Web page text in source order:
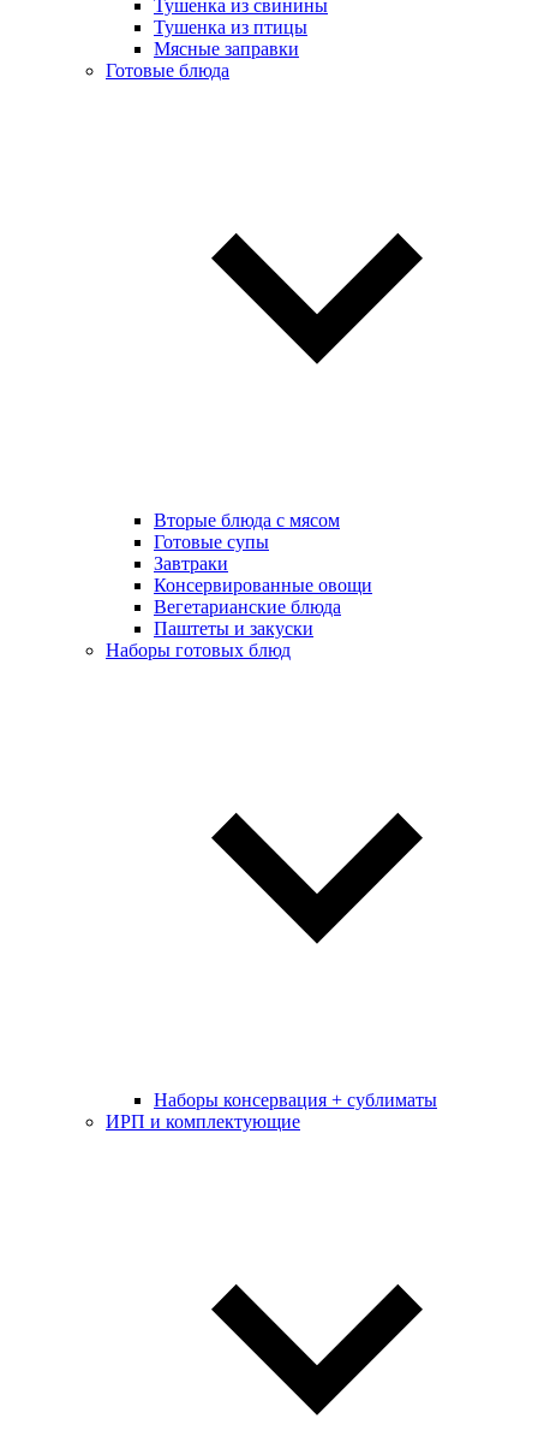
Тушенка из свинины
Тушенка из птицы
Мясные заправки
Готовые блюда
Вторые блюда с мясом
Готовые супы
Завтраки
Консервированные овощи
Вегетарианские блюда
Паштеты и закуски
Наборы готовых блюд
Наборы консервация + сублиматы
ИРП и комплектующие